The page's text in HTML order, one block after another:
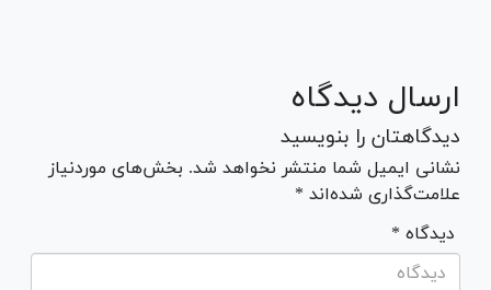
ارسال دیدگاه
دیدگاهتان را بنویسید
نشانی ایمیل شما منتشر نخواهد شد. بخش‌های موردنیاز
علامت‌گذاری شده‌اند *
* دیدگاه